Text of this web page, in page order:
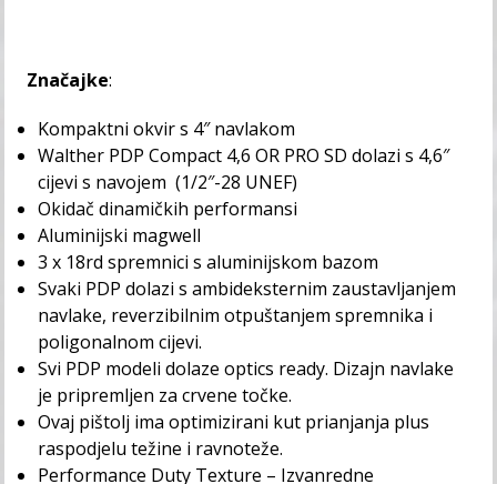
Značajke:
Kompaktni okvir s 4″ navlakom
Walther PDP Compact 4,6 OR PRO SD dolazi s 4,6″
cijevi s navojem (1/2″-28 UNEF)
Okidač dinamičkih performansi
Aluminijski magwell
3 x 18rd spremnici s aluminijskom bazom
Svaki PDP dolazi s ambideksternim zaustavljanjem
navlake, reverzibilnim otpuštanjem spremnika i
poligonalnom cijevi.
Svi PDP modeli dolaze optics ready. Dizajn navlake
je pripremljen za crvene točke.
Ovaj pištolj ima optimizirani kut prianjanja plus
raspodjelu težine i ravnoteže.
Performance Duty Texture – Izvanredne